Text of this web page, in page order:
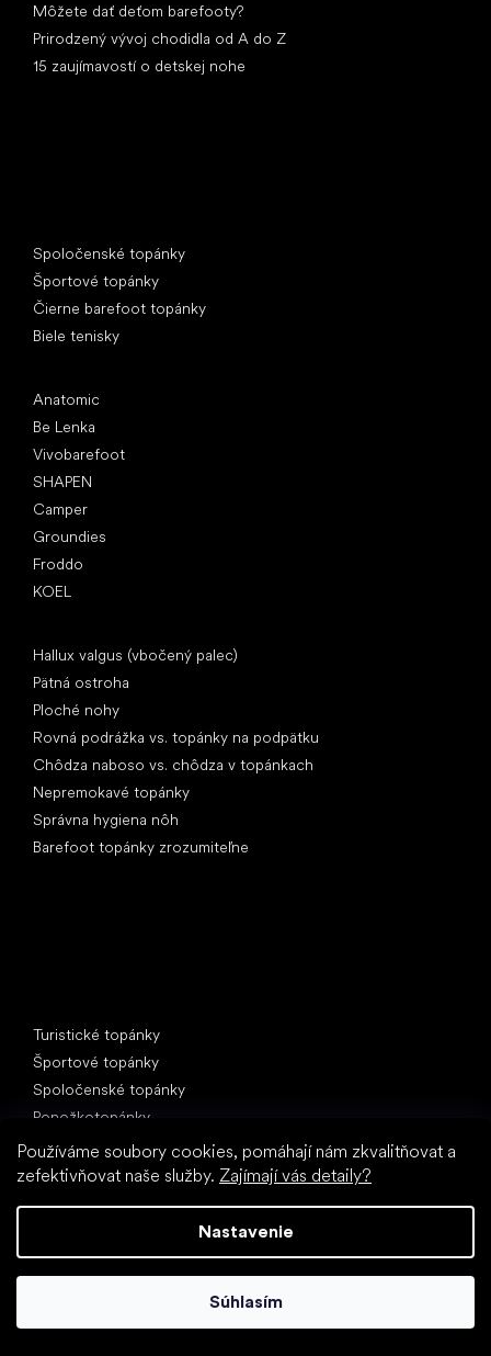
Používáme soubory cookies, pomáhají nám zkvalitňovat a
zefektivňovat naše služby. Zajímají vás detaily?
Nastavenie
Súhlasím
Môžete dať deťom barefooty?
Prirodzený vývoj chodidla od A do Z
15 zaujímavostí o detskej nohe
Spoločenské topánky
Športové topánky
Čierne barefoot topánky
Biele tenisky
Anatomic
Be Lenka
Vivobarefoot
SHAPEN
Camper
Groundies
Froddo
KOEL
Hallux valgus (vbočený palec)
Pätná ostroha
Ploché nohy
Rovná podrážka vs. topánky na podpätku
Chôdza naboso vs. chôdza v topánkach
Nepremokavé topánky
Správna hygiena nôh
Barefoot topánky zrozumiteľne
Turistické topánky
Športové topánky
Spoločenské topánky
Ponožkotopánky
Obľúbené značky
Anatomic
Be Lenka
Groundies